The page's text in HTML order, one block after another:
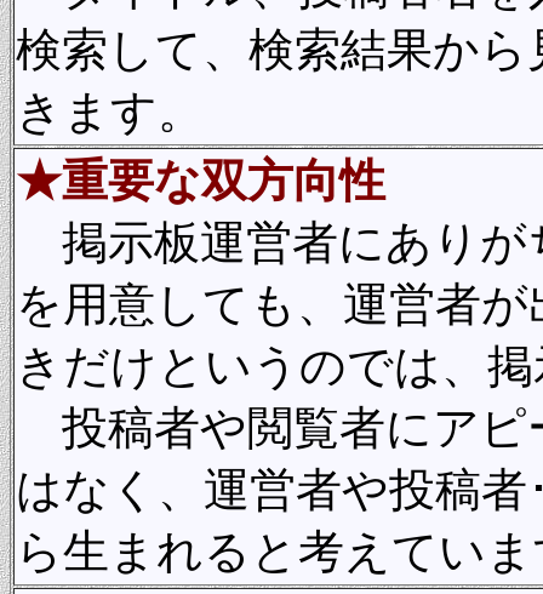
検索して、検索結果か
きます。
★重要な双方向性
掲示板運営者にありが
を用意しても、運営者
きだけというのでは、
投稿者や閲覧者にアピ
はなく、運営者や投稿
ら生まれると考えてい